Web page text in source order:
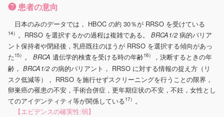
❼ 患者の意向
日本のみのデータでは， HBOC の約 30％が RRSO を受けている
14） 。RRSO を選択するかの過程は複雑である。 BRCA1/2病的バリア
ント保持者や閉経後，乳癌既往のほうが RRSO を選択する傾向があっ
た15） 。 BRCA 遺伝学的検査を受ける時の年齢16）
，決断するときの年
齢， BRCA1/2の病的バリアント， RRSO に対する情報の捉え方（リ
スク低減等）， RRSO を施行せずスクリーニングを行うことの限界，
卵巣癌の罹患の不安，手術合併症，更年期症状の不安，不妊，女性とし
てのアイデンティティ等が関係している17） 。
【エビデンスの確実性:弱】